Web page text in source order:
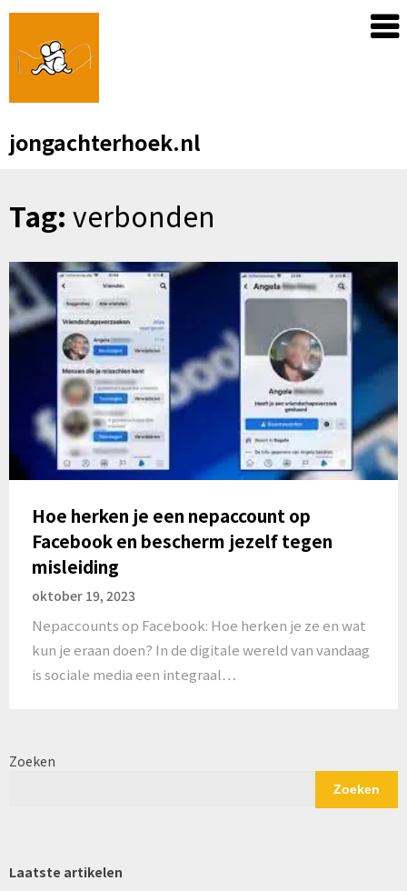
Skip
content
jongachterhoek.nl
Tag: verbonden
Hoe herken je een nepaccount op
Facebook en bescherm jezelf tegen
misleiding
oktober 19, 2023
Nepaccounts op Facebook: Hoe herken je ze en wat
kun je eraan doen? In de digitale wereld van vandaag
is sociale media een integraal…
Zoeken
Zoeken
Laatste artikelen